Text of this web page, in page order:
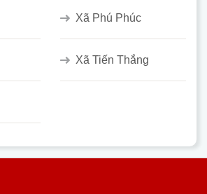
Xã Phú Phúc
Xã Tiến Thắng